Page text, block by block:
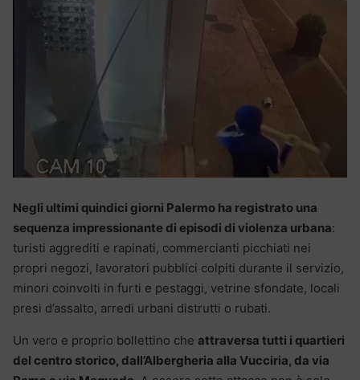
Negli ultimi quindici giorni Palermo ha registrato una
sequenza impressionante di episodi di violenza urbana:
turisti aggrediti e rapinati, commercianti picchiati nei
propri negozi, lavoratori pubblici colpiti durante il servizio,
minori coinvolti in furti e pestaggi, vetrine sfondate, locali
presi d’assalto, arredi urbani distrutti o rubati.
Un vero e proprio bollettino che attraversa tutti i quartieri
del centro storico, dall’Albergheria alla Vucciria, da via